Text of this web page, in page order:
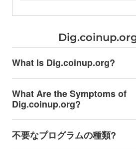
What Is Dig.coinup.org?
What Are the Symptoms of
Dig.coinup.org?
不要なプログラムの種類?